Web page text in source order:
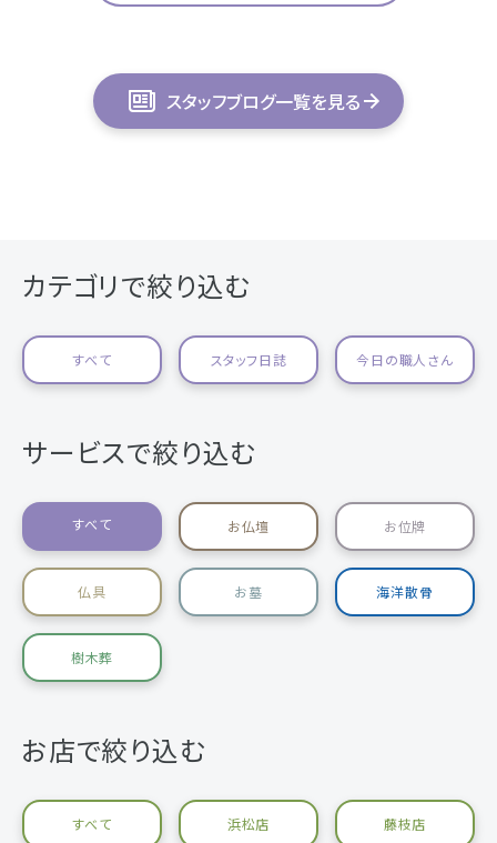
スタッフブログ一覧を見る
カテゴリで絞り込む
すべて スタッフ日誌 今日の職人さん
サービスで絞り込む
すべて お仏壇 お位牌
仏具 お墓 海洋散骨
樹木葬
お店で絞り込む
すべて 浜松店 藤枝店